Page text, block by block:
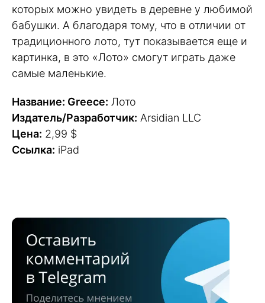
которых можно увидеть в деревне у любимой
бабушки. А благодаря тому, что в отличии от
традиционного лото, тут показывается еще и
картинка, в это «Лото» смогут играть даже
самые маленькие.
Название: Greece: Лото
Издатель/Разработчик: Arsidian LLC
Цена: 2,99 $
Ссылка: iPad